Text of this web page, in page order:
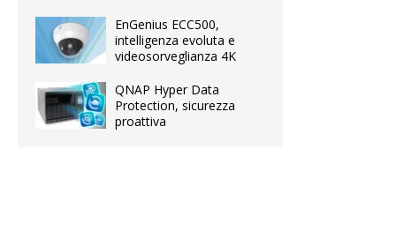
EnGenius ECC500,
intelligenza evoluta e
videosorveglianza 4K
QNAP Hyper Data
Protection, sicurezza
proattiva